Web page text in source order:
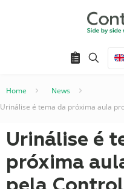
Home News
Urinálise é tema da próxima aula
Urinálise é
próxima